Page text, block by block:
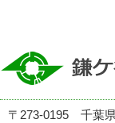
〒273-0195 千葉